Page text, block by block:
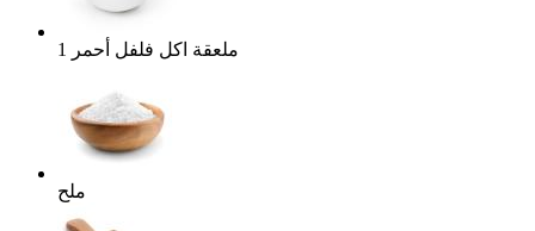
1 ملعقة اكل فلفل أحمر
ملح